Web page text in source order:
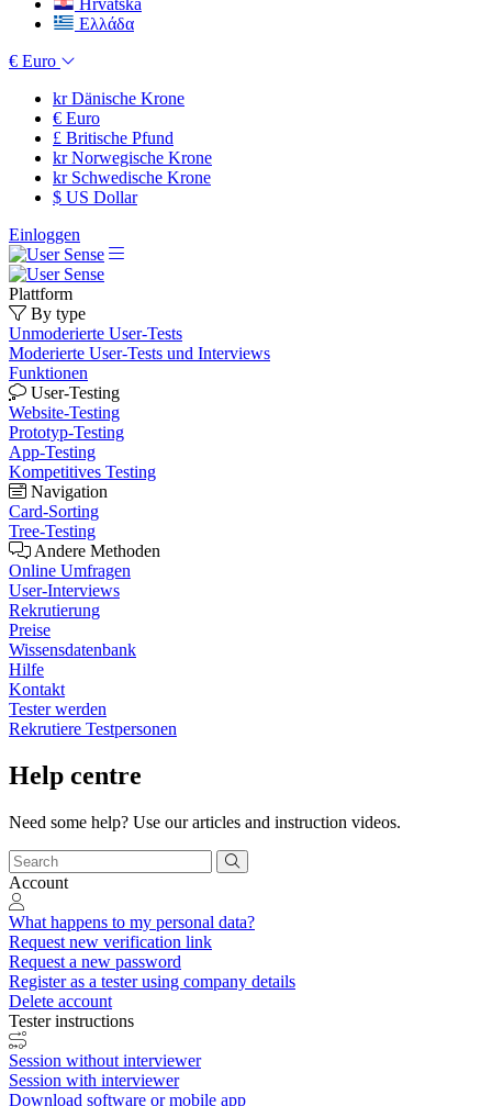
Hrvatska
Ελλάδα
€ Euro
krDänische Krone
€ Euro
£ Britische Pfund
krNorwegische Krone
krSchwedische Krone
$ US Dollar
Einloggen
Plattform
By type
Unmoderierte User-Tests
Moderierte User-Tests und Interviews
Funktionen
User-Testing
Website-Testing
Prototyp-Testing
App-Testing
Kompetitives Testing
Navigation
Card-Sorting
Tree-Testing
Andere Methoden
Online Umfragen
User-Interviews
Rekrutierung
Preise
Wissensdatenbank
Hilfe
Kontakt
Tester werden
Rekrutiere Testpersonen
Help centre
Need some help? Use our articles and instruction videos.
Account
What happens to my personal data?
Request new verification link
Request a new password
Register as a tester using company details
Delete account
Tester instructions
Session without interviewer
Session with interviewer
Download software or mobile app